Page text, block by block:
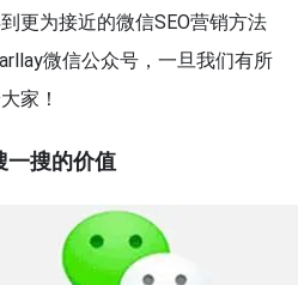
更为接近的微信SEO营销方法
微信公众号，一旦我们有所
家！
一搜的价值